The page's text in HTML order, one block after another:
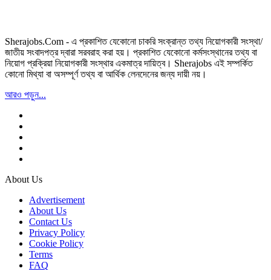
Sherajobs.Com - এ প্রকাশিত যেকোনো চাকরি সংক্রান্ত তথ্য নিয়োগকারী সংস্থা/
জাতীয় সংবাদপত্র দ্বারা সরবরাহ করা হয়। প্রকাশিত যেকোনো কর্মসংস্থানের তথ্য বা
নিয়োগ প্রক্রিয়া নিয়োগকারী সংস্থার একমাত্র দায়িত্ব। Sherajobs এই সম্পর্কিত
কোনো মিথ্যা বা অসম্পূর্ণ তথ্য বা আর্থিক লেনদেনের জন্য দায়ী নয়।
আরও পড়ুন...
About Us
Advertisement
About Us
Contact Us
Privacy Policy
Cookie Policy
Terms
FAQ